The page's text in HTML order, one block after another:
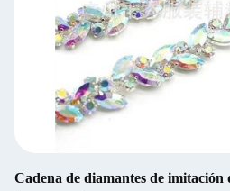
Cadena de diamantes de